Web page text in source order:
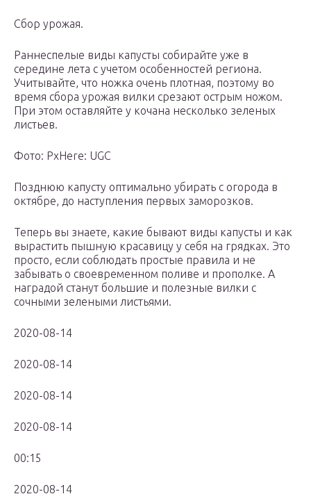
Сбор урожая.
Раннеспелые виды капусты собирайте уже в
середине лета с учетом особенностей региона.
Учитывайте, что ножка очень плотная, поэтому во
время сбора урожая вилки срезают острым ножом.
При этом оставляйте у кочана несколько зеленых
листьев.
Фото: PxHere: UGC
Позднюю капусту оптимально убирать с огорода в
октябре, до наступления первых заморозков.
Теперь вы знаете, какие бывают виды капусты и как
вырастить пышную красавицу у себя на грядках. Это
просто, если соблюдать простые правила и не
забывать о своевременном поливе и прополке. А
наградой станут большие и полезные вилки с
сочными зелеными листьями.
2020-08-14
2020-08-14
2020-08-14
2020-08-14
00:15
2020-08-14